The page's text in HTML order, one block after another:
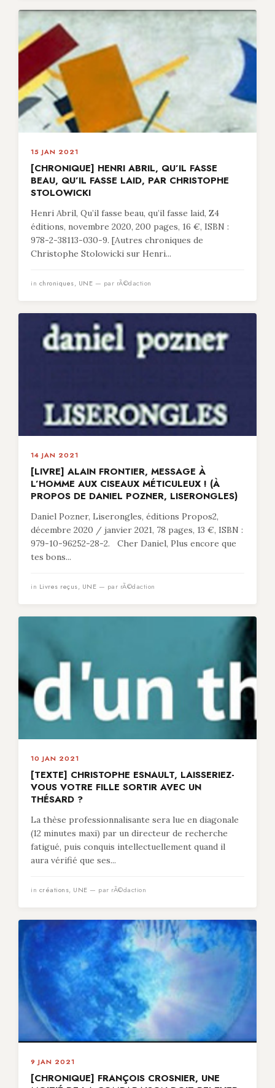
15 JAN 2021
[CHRONIQUE] HENRI ABRIL, QU’IL FASSE
BEAU, QU’IL FASSE LAID, PAR CHRISTOPHE
STOLOWICKI
Henri Abril, Qu’il fasse beau, qu’il fasse laid, Z4
éditions, novembre 2020, 200 pages, 16 €, ISBN :
978-2-38113-030-9. [Autres chroniques de
Christophe Stolowicki sur Henri...
in chroniques, UNE — par rÃ©daction
14 JAN 2021
[LIVRE] ALAIN FRONTIER, MESSAGE À
L’HOMME AUX CISEAUX MÉTICULEUX ! (À
PROPOS DE DANIEL POZNER, LISERONGLES)
Daniel Pozner, Liserongles, éditions Propos2,
décembre 2020 / janvier 2021, 78 pages, 13 €, ISBN :
979-10-96252-28-2. Cher Daniel, Plus encore que
tes bons...
in Livres reçus, UNE — par rÃ©daction
10 JAN 2021
[TEXTE] CHRISTOPHE ESNAULT, LAISSERIEZ-
VOUS VOTRE FILLE SORTIR AVEC UN
THÉSARD ?
La thèse professionnalisante sera lue en diagonale
(12 minutes maxi) par un directeur de recherche
fatigué, puis conquis intellectuellement quand il
aura vérifié que ses...
in créations, UNE — par rÃ©daction
9 JAN 2021
[CHRONIQUE] FRANÇOIS CROSNIER, UNE